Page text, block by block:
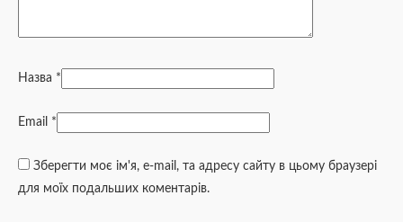
Назва *
Email *
Зберегти моє ім'я, e-mail, та адресу сайту в цьому браузері
для моїх подальших коментарів.